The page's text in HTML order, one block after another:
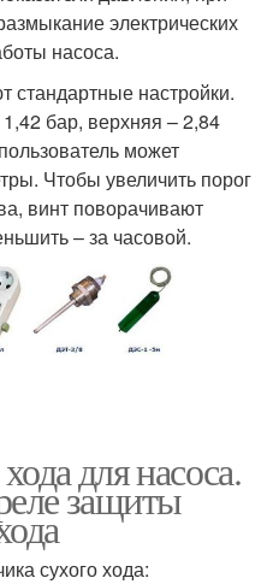
электрических
насоса.
настройки.
бар, верхняя – 2,84
может
Чтобы увеличить порог
винт поворачивают
– за часовой.
для насоса.
защиты
сухого хода: